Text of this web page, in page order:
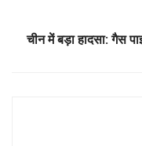
चीन में बड़ा हादसा: गैस